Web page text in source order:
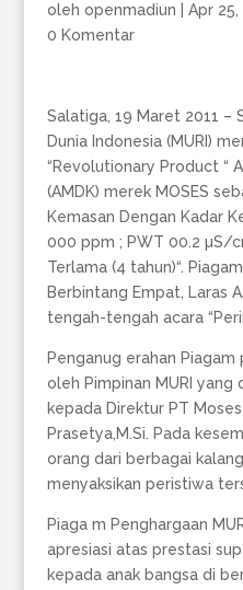
oleh openmadiun Apr 25,
0 Komentar
Salatiga, 19 Maret 2011 –
Dunia Indonesia (MURI)
“Revolutionary Product “
(AMDK) merek MOSES
Kemasan Dengan Kadar
000 ppm ; PWT 00.2 µS/
Terlama (4 tahun)“.
Berbintang Empat, Laras
tengah-tengah acara
Penganug erahan
oleh Pimpinan MURI
kepada Direktur PT
Prasetya,M.Si. Pada
orang dari berbagai
menyaksikan peristiwa
Piaga m Penghargaan
apresiasi atas prestasi
kepada anak bangsa di